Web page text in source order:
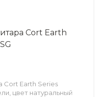
Cort Earth
Cort Earth Series
цвет натуральный